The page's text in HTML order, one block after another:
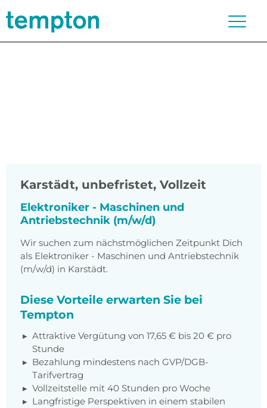
Karstädt, unbefristet, Vollzeit
Elektroniker - Maschinen und
Antriebstechnik (m/w/d)
Wir suchen zum nächstmöglichen Zeitpunkt Dich
als Elektroniker - Maschinen und Antriebstechnik
(m/w/d) in Karstädt.
Diese Vorteile erwarten Sie bei
Tempton
Attraktive Vergütung von 17,65 € bis 20 € pro
Stunde
Bezahlung mindestens nach GVP/DGB-
Tarifvertrag
Vollzeitstelle mit 40 Stunden pro Woche
Langfristige Perspektiven in einem stabilen